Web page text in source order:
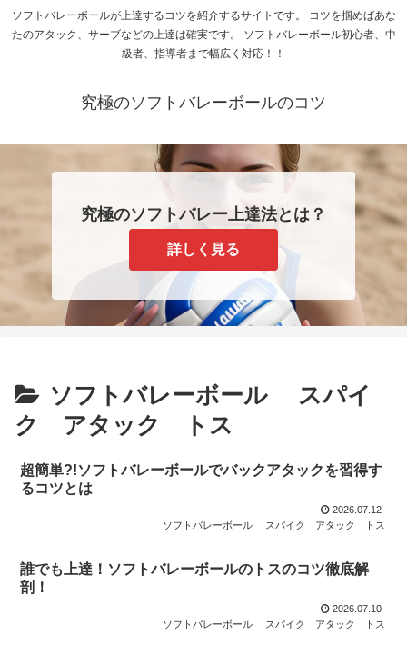
ソフトバレーボールが上達するコツを紹介するサイトです。 コツを掴めばあな
たのアタック、サーブなどの上達は確実です。 ソフトバレーボール初心者、中
級者、指導者まで幅広く対応！！
究極のソフトバレーボールのコツ
究極のソフトバレー上達法とは？
詳しく見る
ソフトバレーボール スパイ
ク アタック トス
超簡単?!ソフトバレーボールでバックアタックを習得す
るコツとは
2026.07.12
ソフトバレーボール スパイク アタック トス
誰でも上達！ソフトバレーボールのトスのコツ徹底解
剖！
2026.07.10
ソフトバレーボール スパイク アタック トス